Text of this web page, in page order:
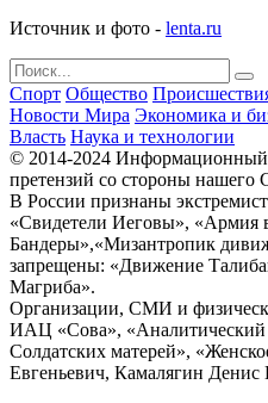
Источник и фото - lenta.ru
Спорт Общество
Новости Мира Экономика и
Власть Наука и технологии
© 2014-2024 Информационный
претензий со стороны
В России признаны
«Свидетели Иеговы»,
Бандеры»,«Мизантропик
запрещены: «Движение
Магриба».
Организации, СМИ и
ИАЦ «Сова», «Аналитический
Солдатских матерей»,
Евгеньевич, Камалягин